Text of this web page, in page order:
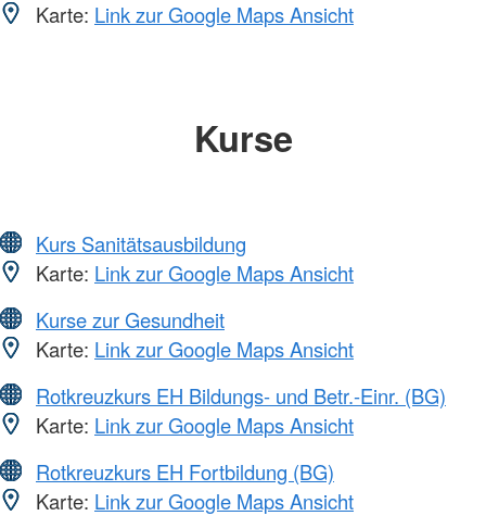
Karte: Link zur Google Maps Ansicht
Kurse
Kurs Sanitätsausbildung
Karte: Link zur Google Maps Ansicht
Kurse zur Gesundheit
Karte: Link zur Google Maps Ansicht
Rotkreuzkurs EH Bildungs- und Betr.-Einr. (BG)
Karte: Link zur Google Maps Ansicht
Rotkreuzkurs EH Fortbildung (BG)
Karte: Link zur Google Maps Ansicht